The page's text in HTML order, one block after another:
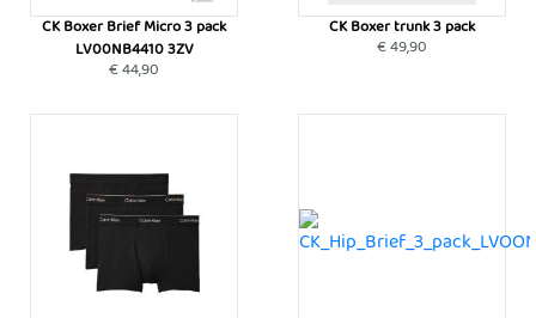
CK Boxer Brief Micro 3 pack
LV00NB4410 3ZV
€ 44,90
CK Boxer trunk 3 pack
€ 49,90